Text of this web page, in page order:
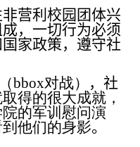
营利校园团体兴
， 一切行为必须
家政策，遵守社
（bbox对战） ，社
得的很大成就，
的军训慰问演
他们的身影。